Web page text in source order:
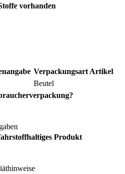
vorhanden
Verpackungsart Artikel
Beutel
Produkt